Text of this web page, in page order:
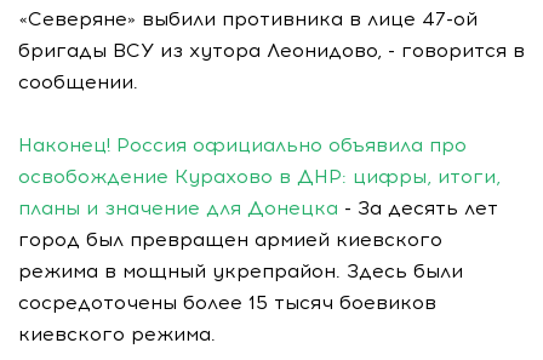
«Северяне» выбили противника в лице 47-ой
бригады ВСУ из хутора Леонидово, - говорится в
сообщении.
Наконец! Россия официально объявила про
освобождение Курахово в ДНР: цифры, итоги,
планы и значение для Донецка - За десять лет
город был превращен армией киевского
режима в мощный укрепрайон. Здесь были
сосредоточены более 15 тысяч боевиков
киевского режима.